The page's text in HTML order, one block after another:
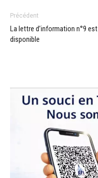
Précédent
La lettre d’information n°9 est
disponible